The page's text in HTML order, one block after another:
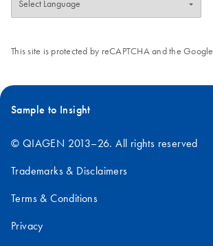
This site is protected by reCAPTCHA and the Google
Sample to Insight
© QIAGEN 2013–26. All rights reserved
Trademarks & Disclaimers
Terms & Conditions
Privacy